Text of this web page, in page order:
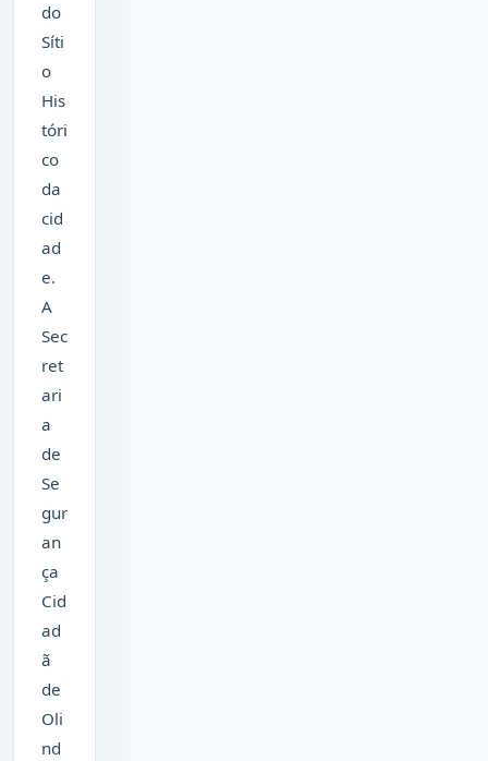
do
Síti
o
His
tóri
co
da
cid
ad
e.
A
Sec
ret
ari
a
de
Se
gur
an
ça
Cid
ad
ã
de
Oli
nd